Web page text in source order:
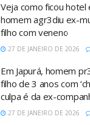
Veja como ficou hotel
homem agr3diu ex-
filho com veneno
27 DE JANEIRO DE 2026
Em Japurá, homem
filho de 3 anos com
culpa é da ex-
27 DE JANEIRO DE 2026